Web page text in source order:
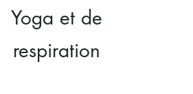
Yoga et de
respiration